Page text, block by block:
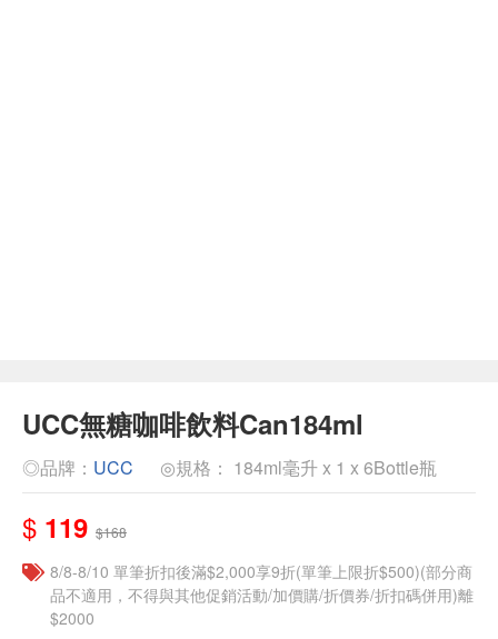
UCC無糖咖啡飲料Can184ml
◎品牌： UCC ◎規格： 184ml毫升 x 1 x 6Bottle瓶
$ 119 $168
8/8-8/10 單筆折扣後滿$2,000享9折(單筆上限折$500)(部分商
品不適用，不得與其他促銷活動/加價購/折價券/折扣碼併用)離
$2000